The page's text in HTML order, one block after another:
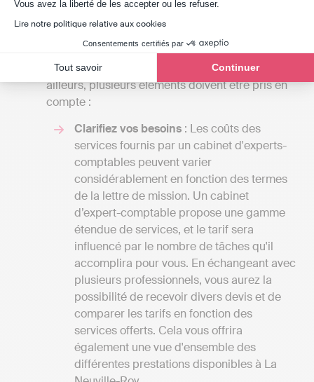
Vous avez la liberté de les accepter ou les refuser.
Lire notre politique relative aux cookies
Consentements certifiés par
Tout savoir Continuer
aligné sur la réalité du marché de l'Oise, que
votre entreprise soit établie à La Neuville-Roy ou
ailleurs, plusieurs éléments doivent être pris en
compte :
Clarifiez vos besoins : Les coûts des
services fournis par un cabinet d'experts-
comptables peuvent varier
considérablement en fonction des termes
de la lettre de mission. Un cabinet
d’expert-comptable propose une gamme
étendue de services, et le tarif sera
influencé par le nombre de tâches qu'il
accomplira pour vous. En échangeant avec
plusieurs professionnels, vous aurez la
possibilité de recevoir divers devis et de
comparer les tarifs en fonction des
services offerts. Cela vous offrira
également une vue d'ensemble des
différentes prestations disponibles à La